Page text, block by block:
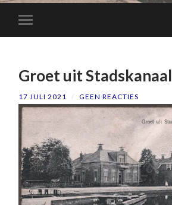
Schakel
naar
Groet uit Stadskanaal
17 JULI 2021 / GEEN REACTIES